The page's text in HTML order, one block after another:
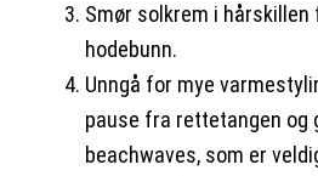
Smør solkrem i
hodebunn.
Unngå for mye
pause fra rettetangen og
beachwaves, som er